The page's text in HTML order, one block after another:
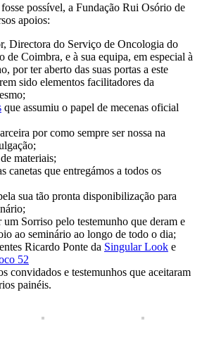
possível, a Fundação Rui Osório de
apoios:
Directora do Serviço de Oncologia do
de Coimbra, e à sua equipa, em especial à
por ter aberto das suas portas a este
sido elementos facilitadores da
que assumiu o papel de mecenas oficial
por como sempre ser nossa na
materiais;
canetas que entregámos a todos os
sua tão pronta disponibilização para
Sorriso pelo testemunho que deram e
ao seminário ao longo de todo o dia;
Ricardo Ponte da Singular Look e
52
convidados e testemunhos que aceitaram
painéis.